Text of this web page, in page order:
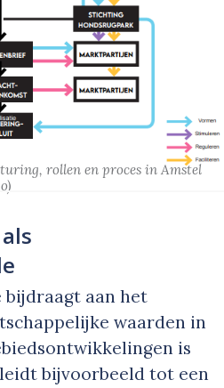
rollen en proces in Amstel
aan het
waarden in
is
bijvoorbeeld tot een